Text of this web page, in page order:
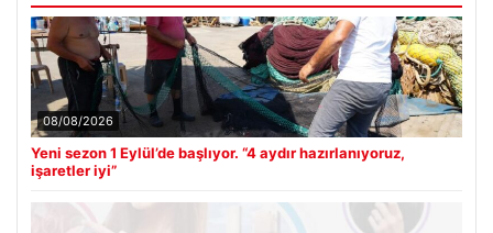
08/08/2026
Yeni sezon 1 Eylül’de başlıyor. “4 aydır hazırlanıyoruz,
işaretler iyi”